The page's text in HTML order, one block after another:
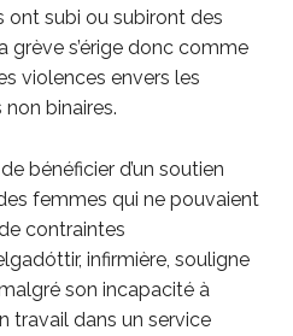
ont subi ou subiront des
grève s’érige donc comme
violences envers les
binaires.
bénéficier d’un soutien
femmes qui ne pouvaient
contraintes
infirmière, souligne
son incapacité à
travail dans un service